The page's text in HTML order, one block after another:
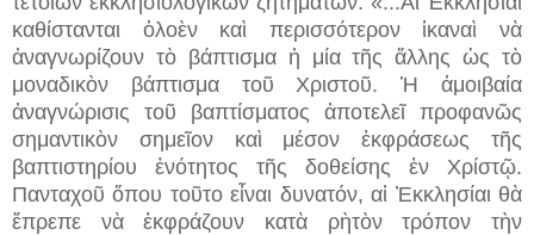
καθίστανται ὁλοὲν καὶ περισσότερον ἱκαναὶ νὰ
ἀναγνωρίζουν τὸ βάπτισμα ἡ μία τῆς ἄλλης ὡς τὸ
μοναδικὸν βάπτισμα τοῦ Χριστοῦ. Ἡ ἀμοιβαία
ἀναγνώρισις τοῦ βαπτίσματος ἀποτελεῖ προφανῶς
σημαντικὸν σημεῖον καὶ μέσον ἐκφράσεως τῆς
βαπτιστηρίου ἑνότητος τῆς δοθείσης ἐν Χρίστῷ.
Πανταχοῦ ὅπου τοῦτο εἶναι δυνατόν, αἱ Ἐκκλησίαι θὰ
ἔπρεπε νὰ ἐκφράζουν κατὰ ρὴτὸν τρόπον τὴν